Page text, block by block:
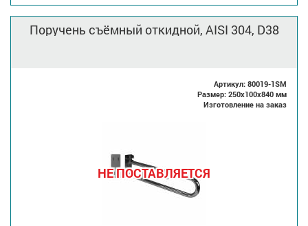
Поручень съёмный откидной, AISI 304, D38
Артикул: 80019-1SM
Размер: 250x100x840 мм
Изготовление на заказ
НЕ ПОСТАВЛЯЕТСЯ